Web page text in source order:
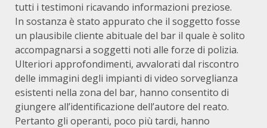
tutti i testimoni ricavando informazioni preziose.
In sostanza è stato appurato che il soggetto fosse
un plausibile cliente abituale del bar il quale è solito
accompagnarsi a soggetti noti alle forze di polizia.
Ulteriori approfondimenti, avvalorati dal riscontro
delle immagini degli impianti di video sorveglianza
esistenti nella zona del bar, hanno consentito di
giungere all’identificazione dell’autore del reato.
Pertanto gli operanti, poco più tardi, hanno